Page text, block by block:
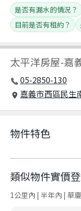
太平洋房屋-嘉
05-2850-130
嘉義市西區民生
是否有漏水的情況？
目前是否有租約？
物件特色
類似物件實價
1公里內 | 半年內 | 華廈